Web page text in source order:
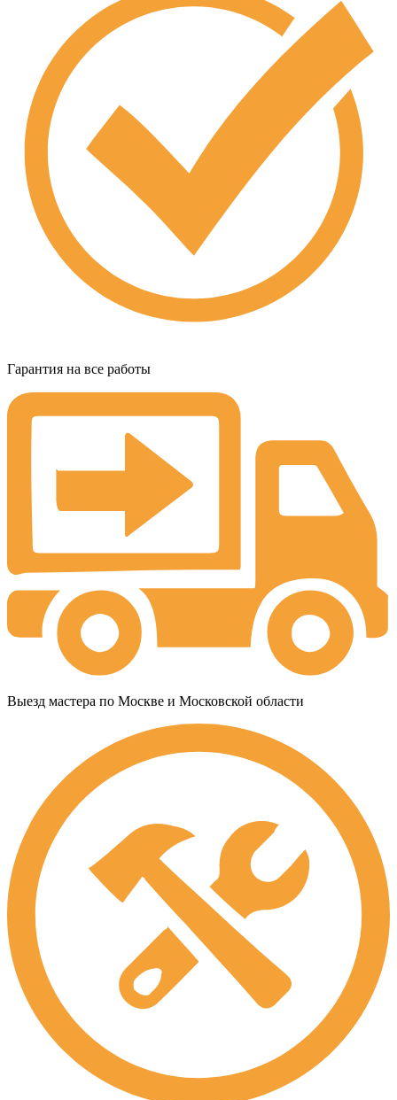
Гарантия на все работы
Выезд мастера по Москве и Московской области